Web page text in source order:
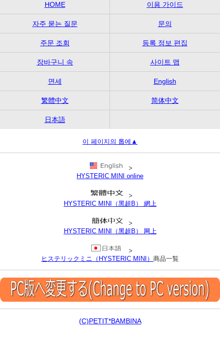
HOME 이용 가이드
자주 묻는 질문 문의
주문 조회 등록 정보 편집
장바구니 속 사이트 맵
면세 English
繁體中文 简体中文
日本語
이 페이지의 톱에▲
>
HYSTERIC MINI online
>
HYSTERIC MINI（黑超B） 網上
>
HYSTERIC MINI（黑超B） 网上
>
ヒステリックミニ（HYSTERIC MINI） 商品一覧
(C)PETIT*BAMBINA